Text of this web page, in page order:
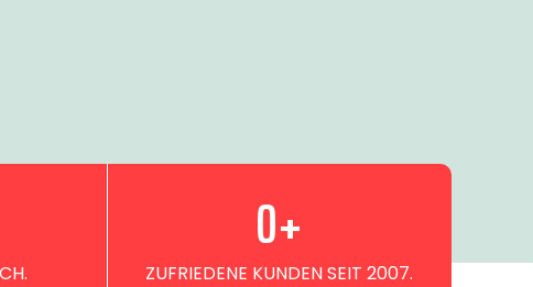
ZUFRIEDENE KUNDEN SEIT 2007.
0+